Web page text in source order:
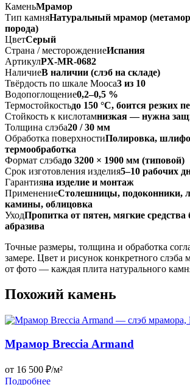
КаменьМрамор
Тип камняНатуральный мрамор
порода)
ЦветСерый
Страна / месторождениеИспания
АртикулPX-MR-0682
НаличиеВ наличии (слэб на складе)
Твёрдость по шкале Мооса3 из 10
Водопоглощение0,2–0,5 %
Термостойкостьдо 150 °C, боится резких
Стойкость к кислотамнизкая — нужна
Толщина слэба20 / 30 мм
Обработка поверхностиПолировка,
термообработка
Формат слэбадо 3200 × 1900 мм (типовой)
Срок изготовления изделия5–10 рабочих
Гарантияна изделие и монтаж
ПрименениеСтолешницы, подоконники,
камины, облицовка
УходПропитка от пятен, мягкие средства
абразива
Точные размеры, толщина и обработка
замере. Цвет и рисунок конкретного слэба
от фото — каждая плита натурального
Похожий камень
Мрамор Breccia Armand
от 16 500 ₽/м²
Подробнее